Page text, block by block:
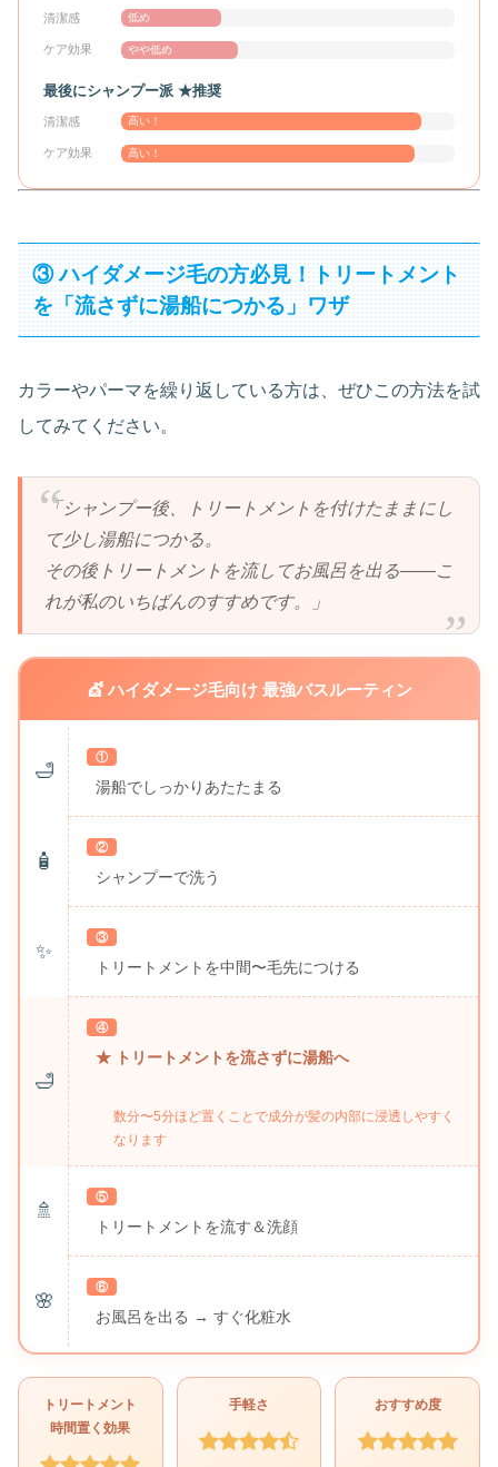
清潔感 低め
ケア効果 やや低め
最後にシャンプー派 ★推奨
清潔感 高い！
ケア効果 高い！
③ ハイダメージ毛の方必見！トリートメント
を「流さずに湯船につかる」ワザ
カラーやパーマを繰り返している方は、ぜひこの方法を試
してみてください。
「シャンプー後、トリートメントを付けたままにし
て少し湯船につかる。
その後トリートメントを流してお風呂を出る——こ
れが私のいちばんのすすめです。」
💇 ハイダメージ毛向け 最強バスルーティン
🛁
①
湯船でしっかりあたたまる
🧴
②
シャンプーで洗う
✨
③
トリートメントを中間〜毛先につける
🛁
④
★ トリートメントを流さずに湯船へ
数分〜5分ほど置くことで成分が髪の内部に浸透しやすく
なります
🚿
⑤
トリートメントを流す＆洗顔
🌸
⑥
お風呂を出る → すぐ化粧水
トリートメント
時間置く効果
手軽さ おすすめ度